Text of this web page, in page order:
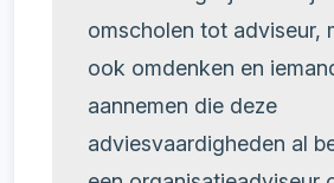
omscholen tot adviseur,
ook omdenken en
aannemen die deze
adviesvaardigheden al